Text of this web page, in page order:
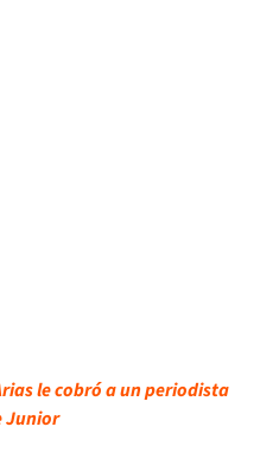
le cobró a un periodista
Junior